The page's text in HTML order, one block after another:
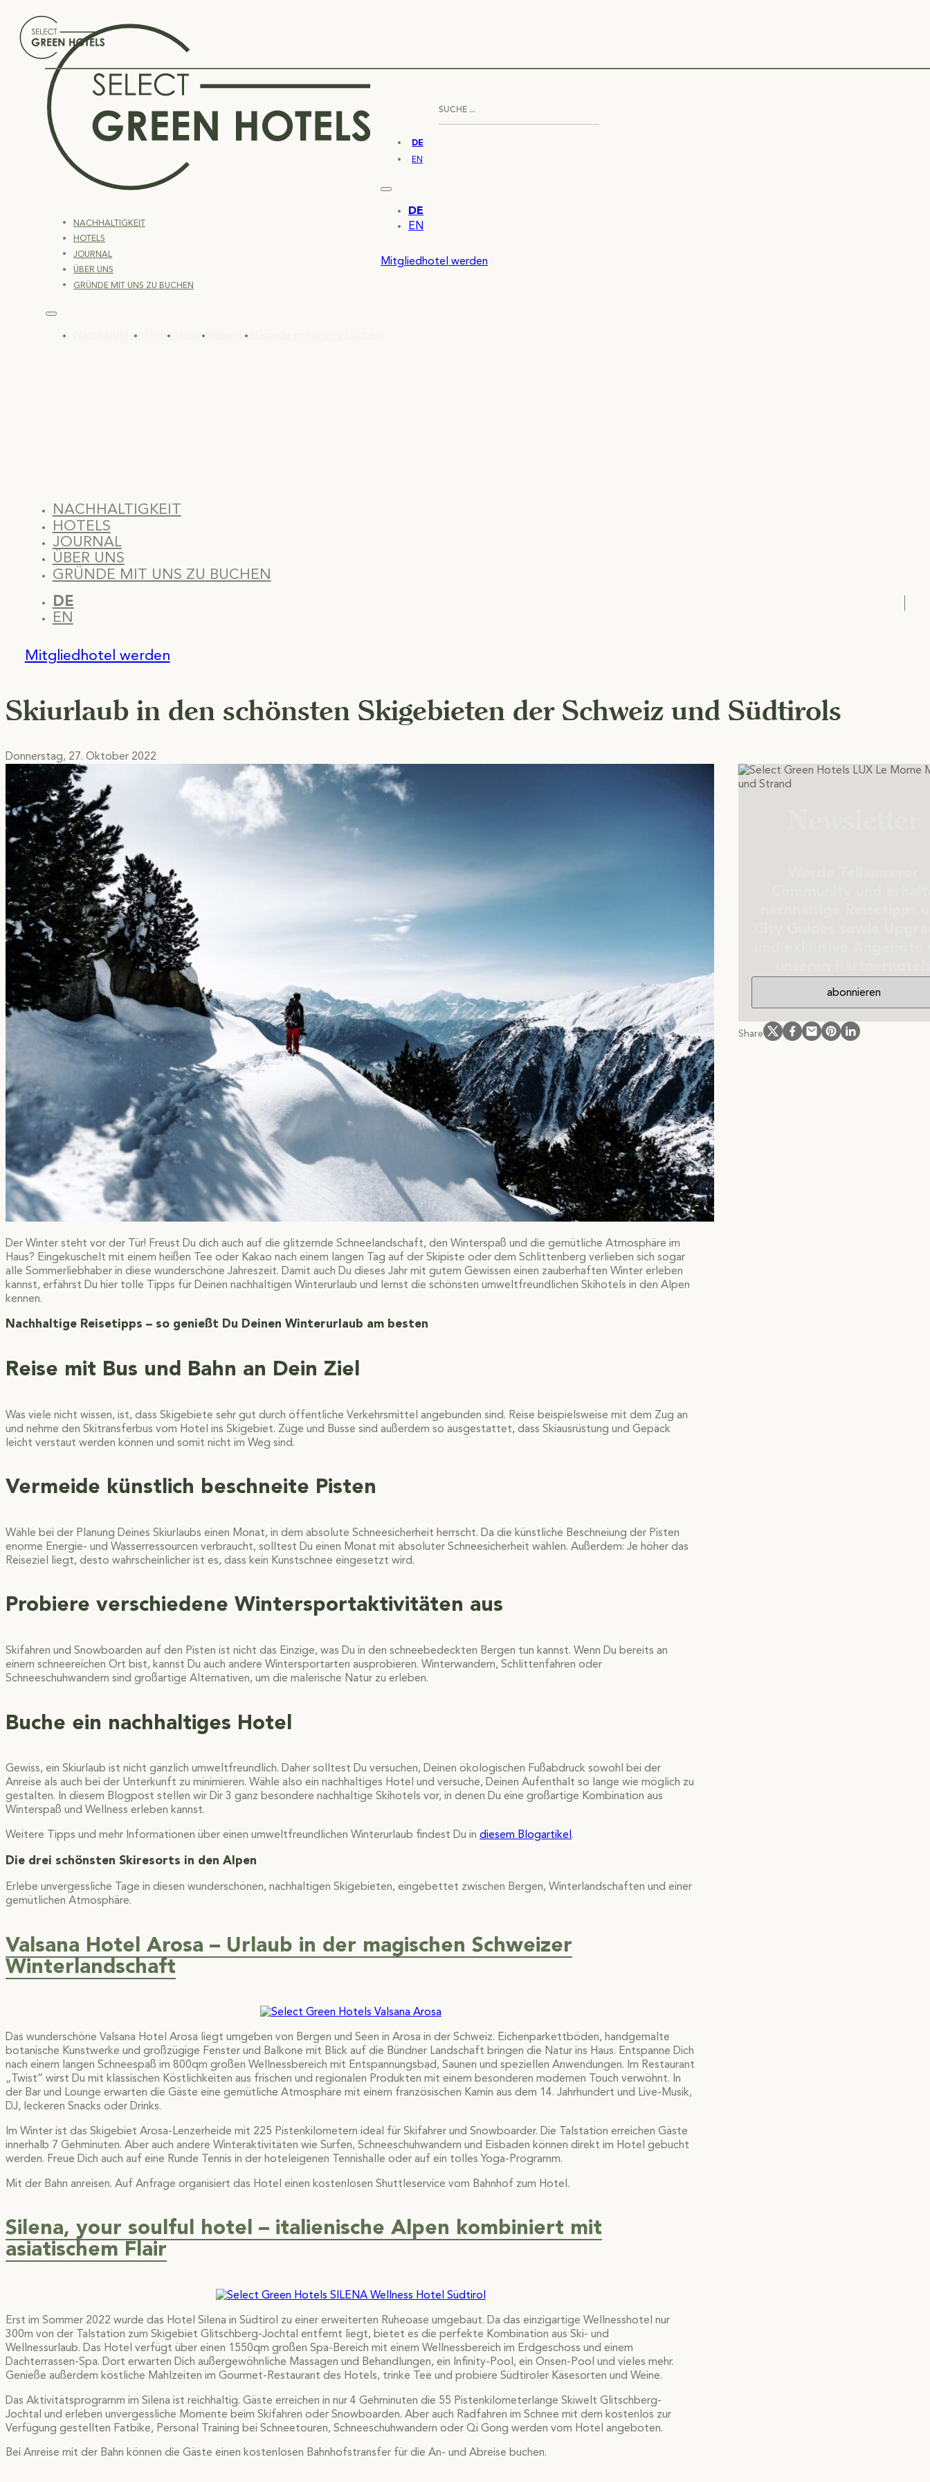
NACHHALTIGKEIT
HOTELS
JOURNAL
ÜBER UNS
GRÜNDE MIT UNS ZU BUCHEN
Nachhaltigkeit Hotels Journal Über uns
DE
EN
DE
EN
Mitgliedhotel werden
NACHHALTIGKEIT
HOTELS
JOURNAL
ÜBER UNS
GRÜNDE MIT UNS ZU BUCHEN
DE
EN
Mitgliedhotel werden
Skiurlaub in den schönsten Skigebieten der Schweiz und Südtirols
Donnerstag, 27. Oktober 2022
Der Winter steht vor der Tür! Freust Du dich auch auf die glitzernde Schneelandschaft, den Winterspaß und die gemütliche Atmosphäre im
Haus? Eingekuschelt mit einem heißen Tee oder Kakao nach einem langen Tag auf der Skipiste oder dem Schlittenberg verlieben sich sogar
alle Sommerliebhaber in diese wunderschöne Jahreszeit. Damit auch Du dieses Jahr mit gutem Gewissen einen zauberhaften Winter erleben
kannst, erfährst Du hier tolle Tipps für Deinen nachhaltigen Winterurlaub und lernst die schönsten umweltfreundlichen Skihotels in den Alpen
kennen.
Nachhaltige Reisetipps – so genießt Du Deinen Winterurlaub am besten
Reise mit Bus und Bahn an Dein Ziel
Was viele nicht wissen, ist, dass Skigebiete sehr gut durch öffentliche Verkehrsmittel angebunden sind. Reise beispielsweise mit dem Zug an
und nehme den Skitransferbus vom Hotel ins Skigebiet. Züge und Busse sind außerdem so ausgestattet, dass Skiausrüstung und Gepäck
leicht verstaut werden können und somit nicht im Weg sind.
Vermeide künstlich beschneite Pisten
Wähle bei der Planung Deines Skiurlaubs einen Monat, in dem absolute Schneesicherheit herrscht. Da die künstliche Beschneiung der Pisten
enorme Energie- und Wasserressourcen verbraucht, solltest Du einen Monat mit absoluter Schneesicherheit wählen. Außerdem: Je höher das
Reiseziel liegt, desto wahrscheinlicher ist es, dass kein Kunstschnee eingesetzt wird.
Probiere verschiedene Wintersportaktivitäten aus
Skifahren und Snowboarden auf den Pisten ist nicht das Einzige, was Du in den schneebedeckten Bergen tun kannst. Wenn Du bereits an
einem schneereichen Ort bist, kannst Du auch andere Wintersportarten ausprobieren. Winterwandern, Schlittenfahren oder
Schneeschuhwandern sind großartige Alternativen, um die malerische Natur zu erleben.
Buche ein nachhaltiges Hotel
Gewiss, ein Skiurlaub ist nicht gänzlich umweltfreundlich. Daher solltest Du versuchen, Deinen ökologischen Fußabdruck sowohl bei der
Anreise als auch bei der Unterkunft zu minimieren. Wähle also ein nachhaltiges Hotel und versuche, Deinen Aufenthalt so lange wie möglich zu
gestalten. In diesem Blogpost stellen wir Dir 3 ganz besondere nachhaltige Skihotels vor, in denen Du eine großartige Kombination aus
Winterspaß und Wellness erleben kannst.
Weitere Tipps und mehr Informationen über einen umweltfreundlichen Winterurlaub findest Du in diesem Blogartikel .
Die drei schönsten Skiresorts in den Alpen
Erlebe unvergessliche Tage in diesen wunderschönen, nachhaltigen Skigebieten, eingebettet zwischen Bergen, Winterlandschaften und einer
gemütlichen Atmosphäre.
Valsana Hotel Arosa – Urlaub in der magischen Schweizer
Winterlandschaft
Das wunderschöne Valsana Hotel Arosa liegt umgeben von Bergen und Seen in Arosa in der Schweiz. Eichenparkettböden, handgemalte
botanische Kunstwerke und großzügige Fenster und Balkone mit Blick auf die Bündner Landschaft bringen die Natur ins Haus. Entspanne Dich
nach einem langen Schneespaß im 800qm großen Wellnessbereich mit Entspannungsbad, Saunen und speziellen Anwendungen. Im Restaurant
„Twist” wirst Du mit klassischen Köstlichkeiten aus frischen und regionalen Produkten mit einem besonderen modernen Touch verwöhnt. In
der Bar und Lounge erwarten die Gäste eine gemütliche Atmosphäre mit einem französischen Kamin aus dem 14. Jahrhundert und Live-Musik,
DJ, leckeren Snacks oder Drinks.
Im Winter ist das Skigebiet Arosa-Lenzerheide mit 225 Pistenkilometern ideal für Skifahrer und Snowboarder. Die Talstation erreichen Gäste
innerhalb 7 Gehminuten. Aber auch andere Winteraktivitäten wie Surfen, Schneeschuhwandern und Eisbaden können direkt im Hotel gebucht
werden. Freue Dich auch auf eine Runde Tennis in der hoteleigenen Tennishalle oder auf ein tolles Yoga-Programm.
Mit der Bahn anreisen. Auf Anfrage organisiert das Hotel einen kostenlosen Shuttleservice vom Bahnhof zum Hotel.
Silena, your soulful hotel – italienische Alpen kombiniert mit
asiatischem Flair
Erst im Sommer 2022 wurde das Hotel Silena in Südtirol zu einer erweiterten Ruheoase umgebaut. Da das einzigartige Wellnesshotel nur
300m von der Talstation zum Skigebiet Glitschberg-Jochtal entfernt liegt, bietet es die perfekte Kombination aus Ski- und
Wellnessurlaub. Das Hotel verfügt über einen 1550qm großen Spa-Bereich mit einem Wellnessbereich im Erdgeschoss und einem
Dachterrassen-Spa. Dort erwarten Dich außergewöhnliche Massagen und Behandlungen, ein Infinity-Pool, ein Onsen-Pool und vieles mehr.
Genieße außerdem köstliche Mahlzeiten im Gourmet-Restaurant des Hotels, trinke Tee und probiere Südtiroler Käsesorten und Weine.
Das Aktivitätsprogramm im Silena ist reichhaltig. Gäste erreichen in nur 4 Gehminuten die 55 Pistenkilometerlange Skiwelt Glitschberg-
Jochtal und erleben unvergessliche Momente beim Skifahren oder Snowboarden. Aber auch Radfahren im Schnee mit dem kostenlos zur
Verfügung gestellten Fatbike, Personal Training bei Schneetouren, Schneeschuhwandern oder Qi Gong werden vom Hotel angeboten.
Bei Anreise mit der Bahn können die Gäste einen kostenlosen Bahnhofstransfer für die An- und Abreise buchen.
abonnieren
Share Follow us on Instagram
Follow us on Facebook
Follow us on Facebook
Follow us on
Follow us on